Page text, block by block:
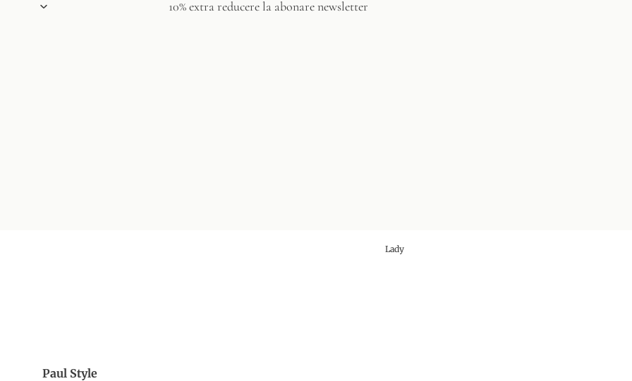
10% extra reducere la abonare newsletter
Paul Style
Lady